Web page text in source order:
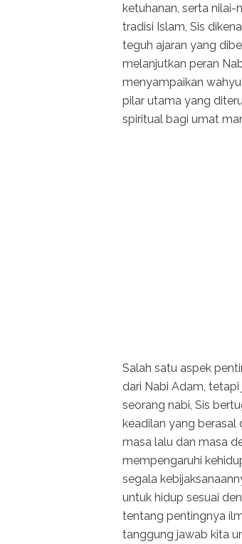
ketuhanan, serta
tradisi Islam, Sis
teguh ajaran yang
melanjutkan peran
menyampaikan
pilar utama yang
spiritual bagi umat
Salah satu aspek
dari Nabi Adam,
seorang nabi, Sis
keadilan yang berasal
masa lalu dan masa
mempengaruhi
segala
untuk hidup sesuai
tentang pentingnya
tanggung jawab kita